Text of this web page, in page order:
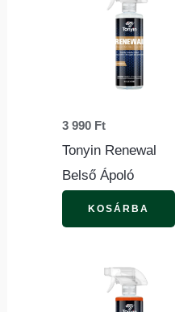
3 990 Ft
Tonyin Renewal
Belső Ápoló
KOSÁRBA